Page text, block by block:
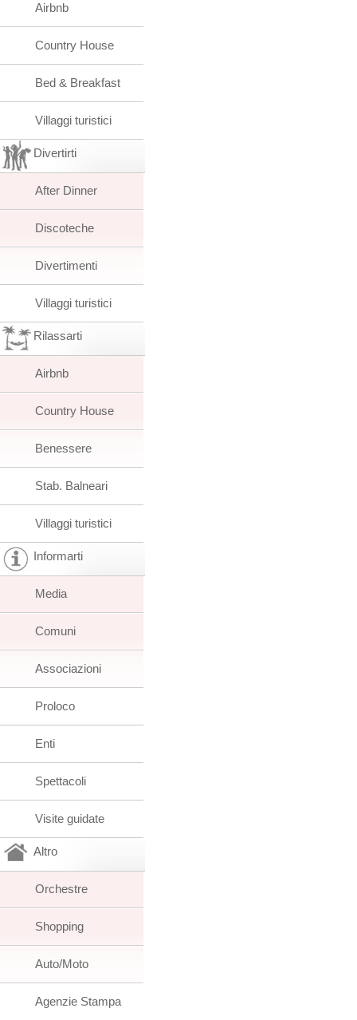
Airbnb
Country House
Bed & Breakfast
Villaggi turistici
Divertirti
After Dinner
Discoteche
Divertimenti
Villaggi turistici
Rilassarti
Airbnb
Country House
Benessere
Stab. Balneari
Villaggi turistici
Informarti
Media
Comuni
Associazioni
Proloco
Enti
Spettacoli
Visite guidate
Altro
Orchestre
Shopping
Auto/Moto
Agenzie Stampa